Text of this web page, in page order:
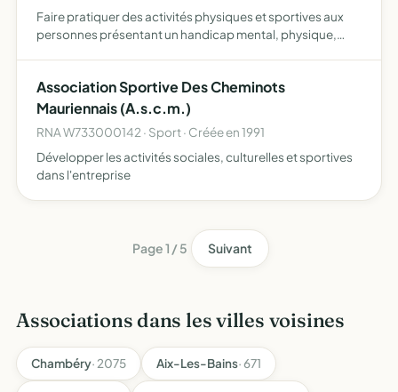
Faire pratiquer des activités physiques et sportives aux
personnes présentant un handicap mental, physique,
approch…
Association Sportive Des Cheminots
Mauriennais (A.s.c.m.)
RNA W733000142 · Sport · Créée en 1991
Développer les activités sociales, culturelles et sportives
dans l'entreprise
Page 1 / 5 Suivant
Associations dans les villes voisines
Chambéry· 2075 Aix-Les-Bains· 671